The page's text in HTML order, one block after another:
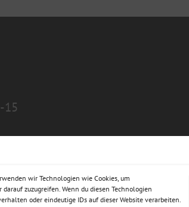
wir Technologien wie Cookies, um
zuzugreifen. Wenn du diesen Technologien
oder eindeutige IDs auf dieser Website verarbeiten.
15